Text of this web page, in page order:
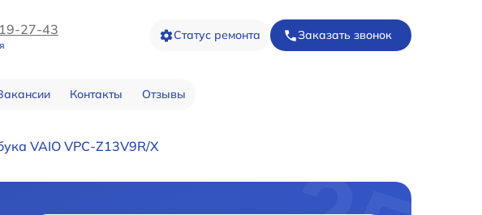
27-43 Статус ремонта Заказать звонок
Контакты Отзывы
VAIO VPC-Z13V9R/X